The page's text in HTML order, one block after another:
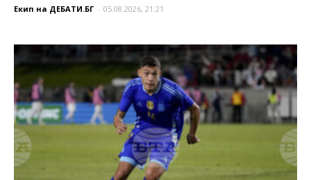
Екип на ДЕБАТИ.БГ - 05.08.2026, 21:21